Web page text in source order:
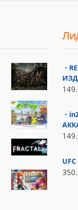
・
・